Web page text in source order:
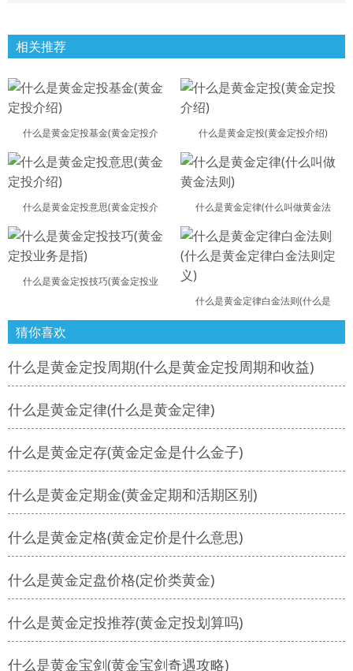
相关推荐
什么是黄金定投基金(黄金定投介 什么是黄金定投(黄金定投介绍)
什么是黄金定投意思(黄金定投介 什么是黄金定律(什么叫做黄金法
什么是黄金定投技巧(黄金定投业
什么是黄金定律白金法则(什么是
猜你喜欢
什么是黄金定投周期(什么是黄金定投周期和收益)
什么是黄金定律(什么是黄金定律)
什么是黄金定存(黄金定金是什么金子)
什么是黄金定期金(黄金定期和活期区别)
什么是黄金定格(黄金定价是什么意思)
什么是黄金定盘价格(定价类黄金)
什么是黄金定投推荐(黄金定投划算吗)
什么是黄金宝剑(黄金宝剑奇遇攻略)